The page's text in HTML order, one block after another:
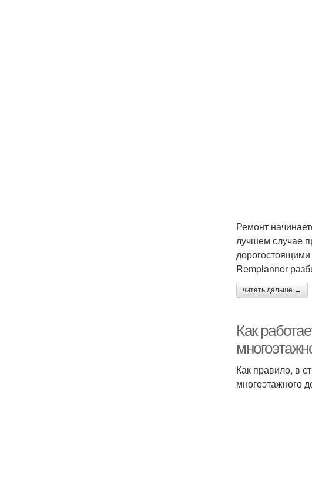
Ремонт
лучшем случае
Remplanner
читать дальше →
Как
Как правило, в
многоэтажного